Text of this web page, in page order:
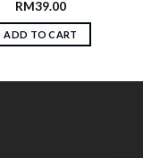
RM39.00
ADD TO CART